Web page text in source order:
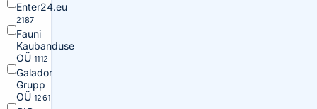
Enter24.eu
2187
Fauni
Kaubanduse
OÜ 1112
Galador
Grupp
OÜ 1261